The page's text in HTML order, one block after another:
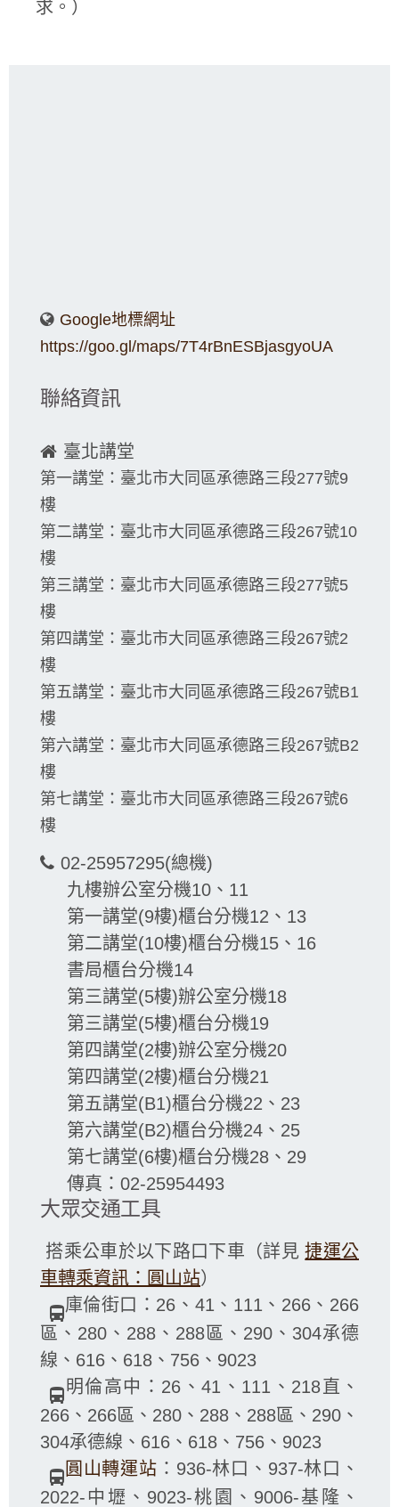
求。）
Google地標網址
https://goo.gl/maps/7T4rBnESBjasgyoUA
聯絡資訊
臺北講堂
第一講堂：臺北市大同區承德路三段277號9
樓
第二講堂：臺北市大同區承德路三段267號10
樓
第三講堂：臺北市大同區承德路三段277號5
樓
第四講堂：臺北市大同區承德路三段267號2
樓
第五講堂：臺北市大同區承德路三段267號B1
樓
第六講堂：臺北市大同區承德路三段267號B2
樓
第七講堂：臺北市大同區承德路三段267號6
樓
02-25957295(總機)
九樓辦公室分機10、11
第一講堂(9樓)櫃台分機12、13
第二講堂(10樓)櫃台分機15、16
書局櫃台分機14
第三講堂(5樓)辦公室分機18
第三講堂(5樓)櫃台分機19
第四講堂(2樓)辦公室分機20
第四講堂(2樓)櫃台分機21
第五講堂(B1)櫃台分機22、23
第六講堂(B2)櫃台分機24、25
第七講堂(6樓)櫃台分機28、29
傳真：02-25954493
大眾交通工具
搭乘公車於以下路口下車（詳見捷運公
車轉乘資訊：圓山站）
directions_bus庫倫街口：26、41、111、266、266
區、280、288、288區、290、304承德
線、616、618、756、9023
directions_bus明倫高中：26、41、111、218直、
266、266區、280、288、288區、290、
304承德線、616、618、756、9023
directions_bus圓山轉運站 ：936-林口、937-林口、
2022-中壢、9023-桃園、9006-基隆、